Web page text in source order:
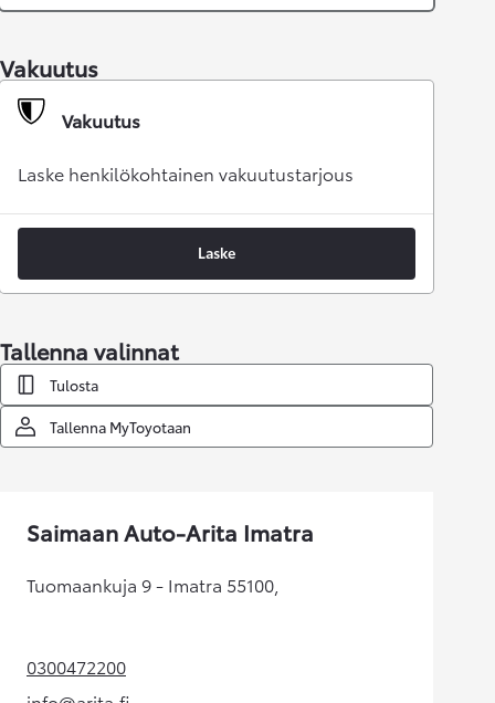
Vakuutus
Vakuutus
Laske henkilökohtainen vakuutustarjous
Laske
Tallenna valinnat
Tulosta
Tallenna MyToyotaan
Saimaan Auto-Arita Imatra
Tuomaankuja 9 - Imatra 55100,
0300472200(Aukeaa uudessa välilehdessä)